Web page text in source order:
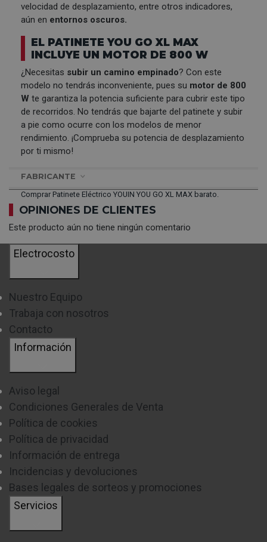
velocidad de desplazamiento, entre otros indicadores,
aún en entornos oscuros.
EL PATINETE YOU GO XL MAX
INCLUYE UN MOTOR DE 800 W
¿Necesitas subir un camino empinado? Con este
modelo no tendrás inconveniente, pues su motor de 800
W te garantiza la potencia suficiente para cubrir este tipo
de recorridos. No tendrás que bajarte del patinete y subir
a pie como ocurre con los modelos de menor
rendimiento. ¡Comprueba su potencia de desplazamiento
por ti mismo!
FABRICANTE
Comprar Patinete Eléctrico YOUIN YOU GO XL MAX barato.
OPINIONES DE CLIENTES
Este producto aún no tiene ningún comentario
Electrocosto
Nuestro Equipo
Trabaja con nosotros
Contacto
Información
Aviso legal
Condiciones Generales de Venta
Política de cookies
Política de privacidad
Información de entrega
Incidencias y devoluciones
Bases legales de sorteos y promociones
Servicios